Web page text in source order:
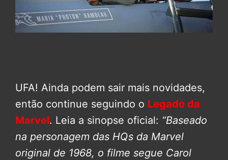
UFA! Ainda podem sair mais novidades,
então continue seguindo o Legado da
Marvel. Leia a sinopse oficial: “Baseado
na personagem das HQs da Marvel
original de 1968, o filme segue Carol